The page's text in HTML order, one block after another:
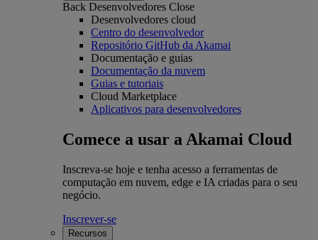
Back Desenvolvedores Close
Desenvolvedores cloud
Centro do desenvolvedor
Repositório GitHub da Akamai
Documentação e guias
Documentação da nuvem
Guias e tutoriais
Cloud Marketplace
Aplicativos para desenvolvedores
Comece a usar a Akamai Cloud
Inscreva-se hoje e tenha acesso a ferramentas de
computação em nuvem, edge e IA criadas para o seu
negócio.
Inscrever-se
Recursos